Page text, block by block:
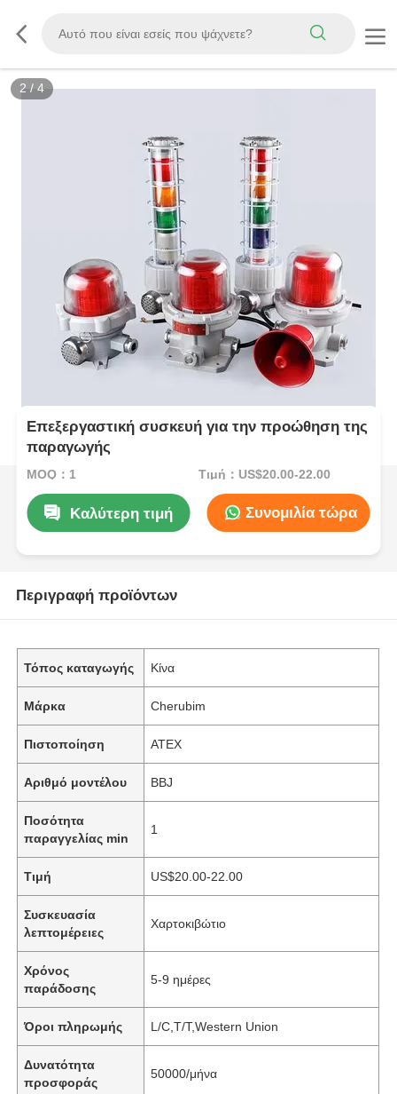
2 / 4
Επεξεργαστική συσκευή για την προώθηση της
παραγωγής
MOQ：1 Τιμή：US$20.00-22.00
Καλύτερη τιμή Συνομιλία τώρα
Περιγραφή προϊόντων
Τόπος καταγωγής Κίνα
Μάρκα Cherubim
Πιστοποίηση ATEX
Αριθμό μοντέλου BBJ
Ποσότητα
παραγγελίας min
1
Τιμή US$20.00-22.00
Συσκευασία
λεπτομέρειες
Χαρτοκιβώτιο
Χρόνος
παράδοσης
5-9 ημέρες
Όροι πληρωμής L/C,T/T,Western Union
Δυνατότητα
προσφοράς
50000/μήνα